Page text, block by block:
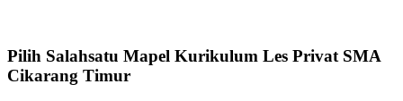
Pilih Salahsatu Mapel Kurikulum Les Privat SMA
Cikarang Timur